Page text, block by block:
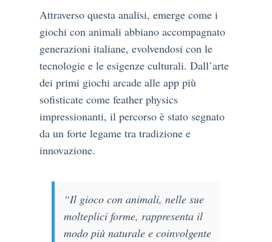
Attraverso questa analisi, emerge come i
giochi con animali abbiano accompagnato
generazioni italiane, evolvendosi con le
tecnologie e le esigenze culturali. Dall’arte
dei primi giochi arcade alle app più
sofisticate come feather physics
impressionanti, il percorso è stato segnato
da un forte legame tra tradizione e
innovazione.
“Il gioco con animali, nelle sue
molteplici forme, rappresenta il
modo più naturale e coinvolgente